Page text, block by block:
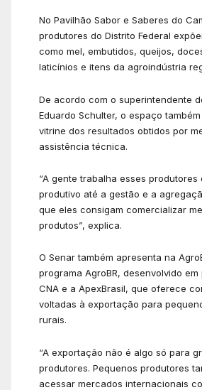
No Pavilhão Sabor e Saberes do
produtores do Distrito Federal
como mel, embutidos, queijos,
laticínios e itens da agroindústria
De acordo com o superintendente
Eduardo Schulter, o espaço
vitrine dos resultados obtidos por
assistência técnica.
“A gente trabalha esses produtores
produtivo até a gestão e a
que eles consigam comercializar
produtos”, explica.
O Senar também apresenta na
programa AgroBR, desenvolvido
CNA e a ApexBrasil, que oferece
voltadas à exportação para
rurais.
“A exportação não é algo só para
produtores. Pequenos produtores
acessar mercados internacionais